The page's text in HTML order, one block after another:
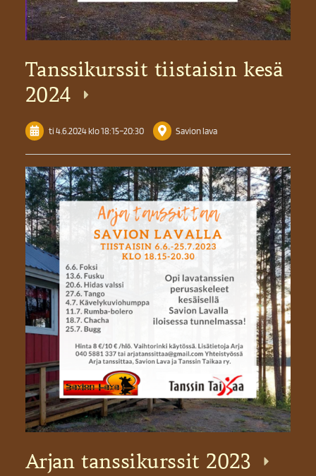
Tanssikurssit tiistaisin kesä
2024
ti 4.6.2024klo 18:15–20:30 Savion lava
Arjan tanssikurssit 2023